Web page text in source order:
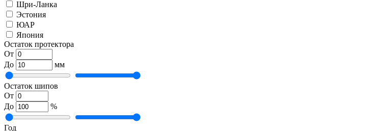
Шри-Ланка
Эстония
ЮАР
Япония
Остаток протектора
От
До
мм
Остаток шипов
От
До
%
Год